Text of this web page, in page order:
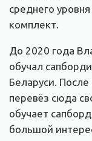
среднего
комплект.
До 2020 года
обучал
Беларуси.
перевёз сюда
обучает
большой